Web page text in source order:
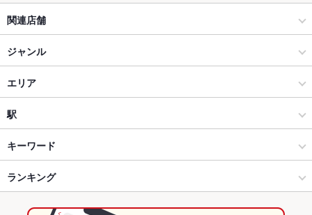
関連店舗
居酒屋 北海道
北海道 藤沢駅前店
Hokkaido Gourmet Dining 北海道 横浜スカイビル店
北海道 横浜天理ビル店
北海道 川崎駅前店
北海道 武蔵小杉タワープレイス店
ジャンル
居酒屋
和風
溝の口・たまプラーザ・青葉台 × 居酒屋
溝の口・たまプラーザ・青葉台 × 和風
武蔵溝ノ口駅 × 居酒屋
エリア
溝の口
溝の口 × 居酒屋
溝の口 × 和風
溝の口 × 和食
駅
高津駅
溝の口駅
武蔵溝ノ口駅
キーワード
からあげ
ランキング
神奈川のグルメランキング